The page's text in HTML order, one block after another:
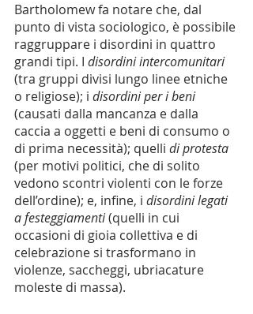
Bartholomew fa notare che, dal
punto di vista sociologico, è possibile
raggruppare i disordini in quattro
grandi tipi. I disordini intercomunitari
(tra gruppi divisi lungo linee etniche
o religiose); i disordini per i beni
(causati dalla mancanza e dalla
caccia a oggetti e beni di consumo o
di prima necessità); quelli di protesta
(per motivi politici, che di solito
vedono scontri violenti con le forze
dell’ordine); e, infine, i disordini legati
a festeggiamenti (quelli in cui
occasioni di gioia collettiva e di
celebrazione si trasformano in
violenze, saccheggi, ubriacature
moleste di massa).